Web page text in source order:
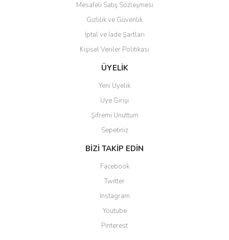
Gönder
Mesafeli Satış Sözleşmesi
Gizlilik ve Güvenlik
İptal ve İade Şartları
Kişisel Veriler Politikası
ÜYELİK
Yeni Üyelik
Üye Girişi
Şifremi Unuttum
Sepetiniz
BİZİ TAKİP EDİN
Facebook
Twitter
Instagram
Youtube
Pinterest